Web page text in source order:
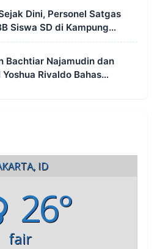
Dini, Personel Satgas
Siswa SD di Kampung
Bachtiar Najamudin dan
Yoshua Rivaldo Bahas
ID
26°
fair